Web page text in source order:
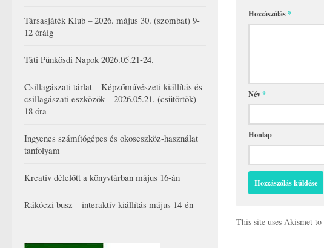
Hozzászólás*
Név*
Honlap
This site uses Akismet to
Társasjáték Klub – 2026. május 30. (szombat) 9-
12 óráig
Táti Pünkösdi Napok 2026.05.21-24.
Csillagászati tárlat – Képzőművészeti kiállítás és
csillagászati eszközök – 2026.05.21. (csütörtök)
18 óra
Ingyenes számítógépes és okoseszköz-használat
tanfolyam
Kreatív délelőtt a könyvtárban május 16-án
Rákóczi busz – interaktív kiállítás május 14-én